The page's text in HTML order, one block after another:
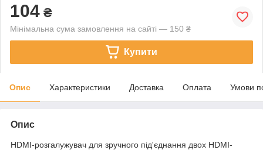
104 ₴
Мінімальна сума замовлення на сайті — 150 ₴
Купити
Опис Характеристики Доставка Оплата Умови
Опис
HDMI-розгалужувач для зручного під'єднання двох HDMI-